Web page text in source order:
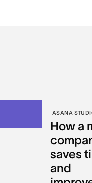
ASANA
How a
saves
and